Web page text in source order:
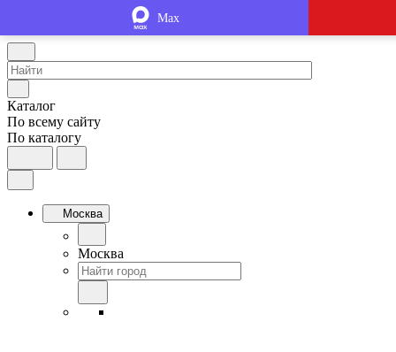
Каталог
По всему сайту
По каталогу
Москва
Москва
Max